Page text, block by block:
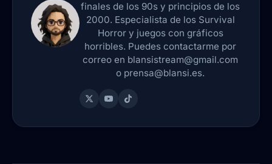
finales de los 90s y principios de los
2000. Especialista de los Survival
Horror y juegos con gráficos
horribles. Puedes contactarme por
correo en blansistream@gmail.com
o prensa@blansi.es.